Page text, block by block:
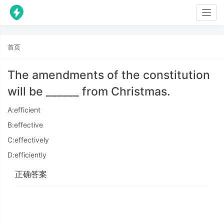
首页
The amendments of the constitution
will be ______ from Christmas.
A:efficient
B:effective
C:effectively
D:efficiently
正确答案